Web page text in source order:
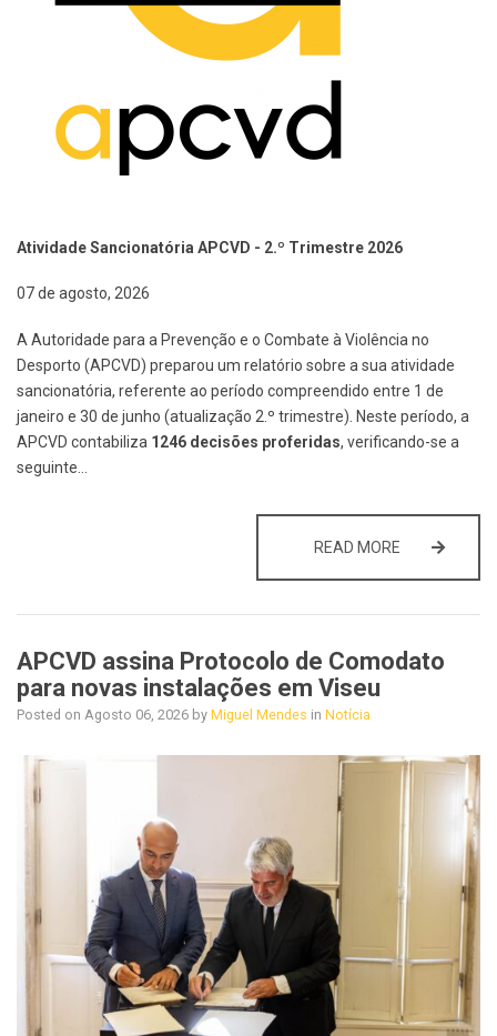
Atividade Sancionatória APCVD - 2.º Trimestre 2026
07 de agosto, 2026
A Autoridade para a Prevenção e o Combate à Violência no
Desporto (APCVD) preparou um relatório sobre a sua atividade
sancionatória, referente ao período compreendido entre 1 de
janeiro e 30 de junho (atualização 2.º trimestre). Neste período, a
APCVD contabiliza 1246 decisões proferidas, verificando-se a
seguinte…
READ MORE ATIVIDADE
APCVD assina Protocolo de Comodato
para novas instalações em Viseu
Posted on Agosto 06, 2026 by Miguel Mendes in Notícia